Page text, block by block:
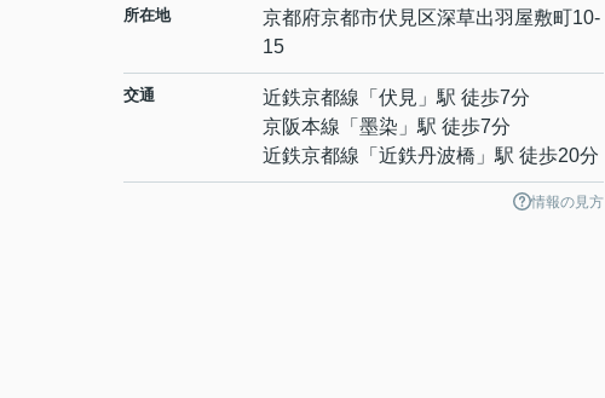
所在地 京都府京都市伏見区深草出羽屋敷町10-
15
交通 近鉄京都線 「 伏見 」駅 徒歩7分
京阪本線 「 墨染 」駅 徒歩7分
近鉄京都線 「 近鉄丹波橋 」駅 徒歩20分
情報の見方